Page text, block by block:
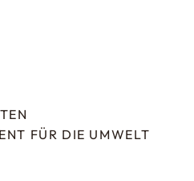
FÜR DIE UMWELT